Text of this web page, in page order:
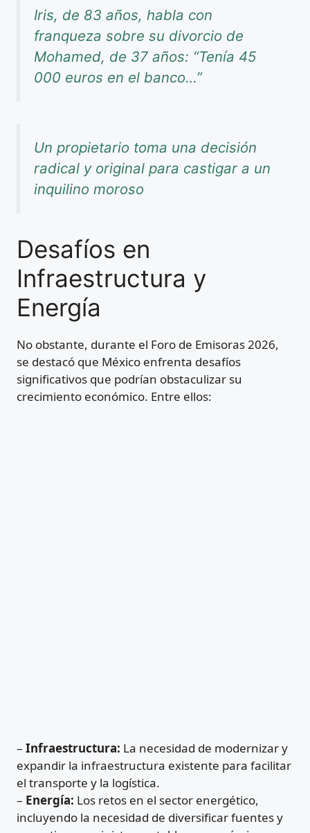
Iris, de 83 años, habla con
franqueza sobre su divorcio de
Mohamed, de 37 años: “Tenía 45
000 euros en el banco…”
Un propietario toma una decisión
radical y original para castigar a un
inquilino moroso
Desafíos en
Infraestructura y
Energía
No obstante, durante el Foro de Emisoras 2026,
se destacó que México enfrenta desafíos
significativos que podrían obstaculizar su
crecimiento económico. Entre ellos:
– Infraestructura: La necesidad de modernizar y
expandir la infraestructura existente para facilitar
el transporte y la logística.
– Energía: Los retos en el sector energético,
incluyendo la necesidad de diversificar fuentes y